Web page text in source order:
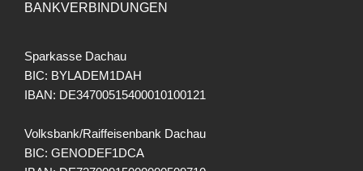
BANKVERBINDUNGEN
Sparkasse Dachau
BIC: BYLADEM1DAH
IBAN: DE34700515400010100121
Volksbank/Raiffeisenbank Dachau
BIC: GENODEF1DCA